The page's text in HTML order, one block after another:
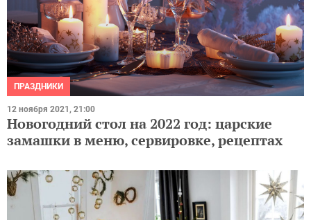
ПРАЗДНИКИ
12 ноября 2021, 21:00
Новогодний стол на 2022 год: царские
замашки в меню, сервировке, рецептах